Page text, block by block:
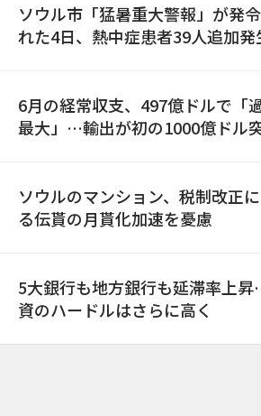
ソウル市「猛暑重大警報」が発
れた4日、熱中症患者39人追加発
6月の経常収支、497億ドルで「
最大」…輸出が初の1000億ドル
ソウルのマンション、税制改正
る伝貰の月貰化加速を憂慮
5大銀行も地方銀行も延滞率上
資のハードルはさらに高く